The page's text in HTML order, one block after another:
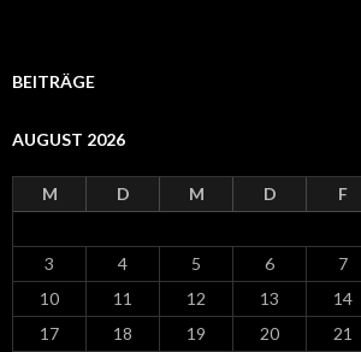
BEITRÄGE
AUGUST 2026
M D M D F
3
4 5 6 7
10
11 12 13 14
17
18 19 20 21